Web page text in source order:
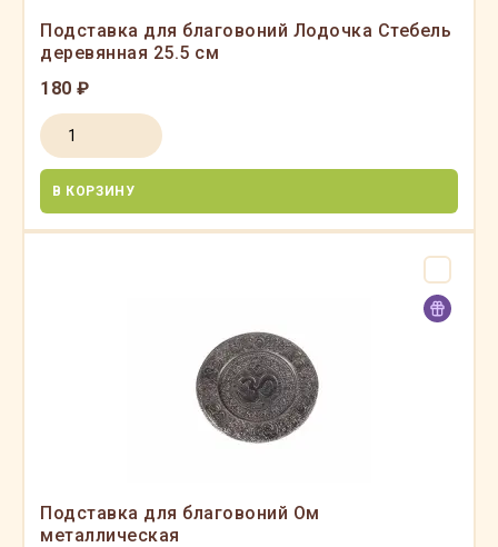
Подставка для благовоний Лодочка Стебель
деревянная 25.5 см
180 ₽
В КОРЗИНУ
Подставка для благовоний Ом
металлическая